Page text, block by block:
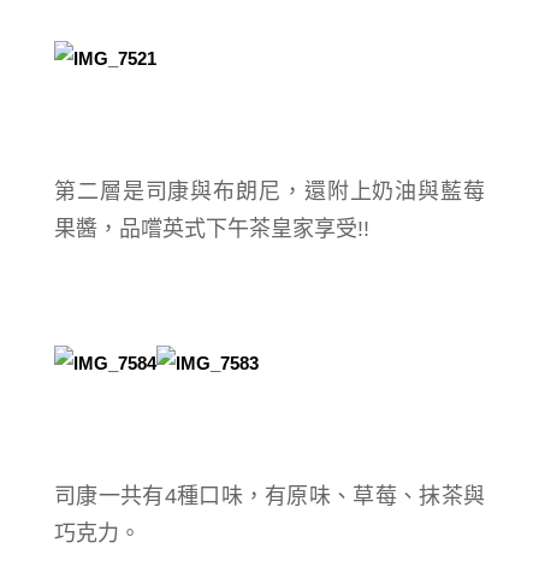
第二層是司康與布朗尼，還附上奶油與藍莓
果醬，品嚐英式下午茶皇家享受!!
司康一共有4種口味，有原味、草莓、抹茶與
巧克力。